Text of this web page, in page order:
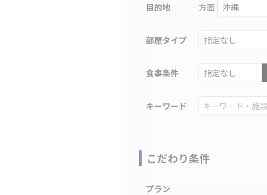
目的地 方面
部屋タイプ
食事条件
キーワード
こだわり条件
プラン